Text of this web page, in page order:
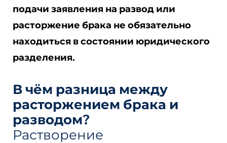
подачи заявления на развод или
расторжение брака не обязательно
находиться в состоянии юридического
разделения.
В чём разница между
расторжением брака и
разводом?
Растворение